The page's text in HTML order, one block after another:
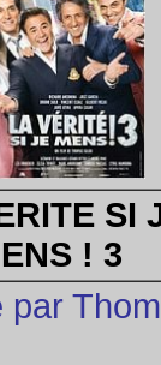
SI
! 3
par